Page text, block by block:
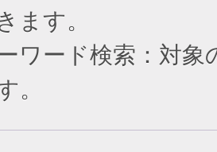
ます。
ワード検索：対
。